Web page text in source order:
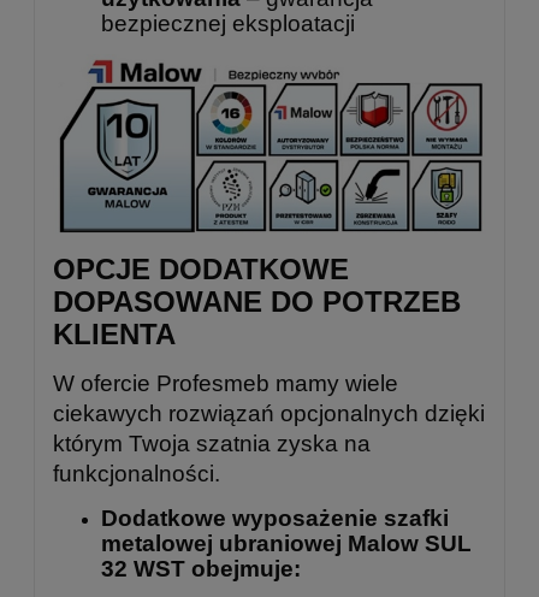
bezpiecznej eksploatacji
OPCJE DODATKOWE
DOPASOWANE DO POTRZEB
KLIENTA
W ofercie Profesmeb mamy wiele
ciekawych rozwiązań opcjonalnych dzięki
którym Twoja szatnia zyska na
funkcjonalności.
Dodatkowe wyposażenie szafki
metalowej ubraniowej Malow SUL
32 WST obejmuje: